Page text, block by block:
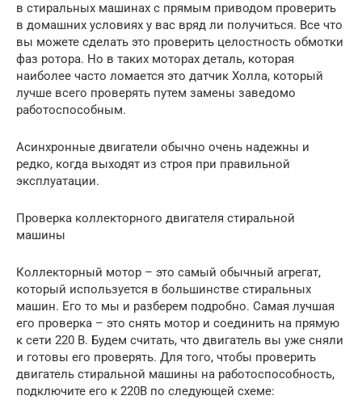
в стиральных машинах с прямым приводом проверить
в домашних условиях у вас вряд ли получиться. Все что
вы можете сделать это проверить целостность обмотки
фаз ротора. Но в таких моторах деталь, которая
наиболее часто ломается это датчик Холла, который
лучше всего проверять путем замены заведомо
работоспособным.
Асинхронные двигатели обычно очень надежны и
редко, когда выходят из строя при правильной
эксплуатации.
Проверка коллекторного двигателя стиральной
машины
Коллекторный мотор – это самый обычный агрегат,
который используется в большинстве стиральных
машин. Его то мы и разберем подробно. Самая лучшая
его проверка – это снять мотор и соединить на прямую
к сети 220 В. Будем считать, что двигатель вы уже сняли
и готовы его проверять. Для того, чтобы проверить
двигатель стиральной машины на работоспособность,
подключите его к 220В по следующей схеме: